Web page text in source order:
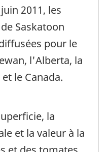
2011, les
Saskatoon
pour le
l'Alberta, la
le Canada.
la
et la valeur à la